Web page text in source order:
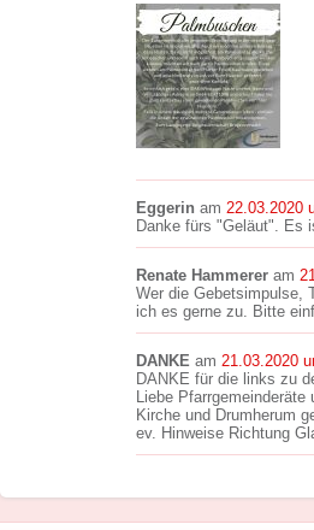
Eggerin am 22.03.2020
Danke fürs "Geläut". Es
Renate Hammerer am
Wer die Gebetsimpulse,
ich es gerne zu. Bitte
DANKE am 21.03.2020
DANKE für die links zu
Liebe
Kirche und Drumherum
ev. Hinweise Richtung